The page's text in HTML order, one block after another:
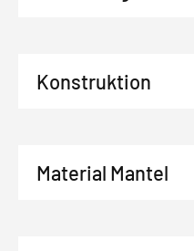
Konstruktion
Material Mantel